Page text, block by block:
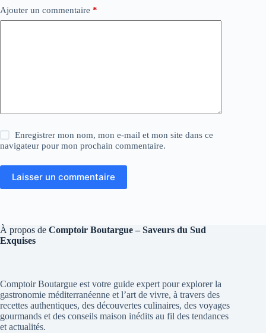
Ajouter un commentaire *
Enregistrer mon nom, mon e-mail et mon site dans ce
navigateur pour mon prochain commentaire.
Laisser un commentaire
À propos de Comptoir Boutargue – Saveurs du Sud
Exquises
Comptoir Boutargue est votre guide expert pour explorer la
gastronomie méditerranéenne et l’art de vivre, à travers des
recettes authentiques, des découvertes culinaires, des voyages
gourmands et des conseils maison inédits au fil des tendances
et actualités.